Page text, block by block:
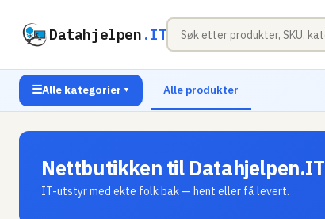
Datahjelpen .IT
☰Alle kategorier ▼ Alle produkter
Nettbutikken til Datahjelpen.IT
IT-utstyr med ekte folk bak — hent eller få levert.